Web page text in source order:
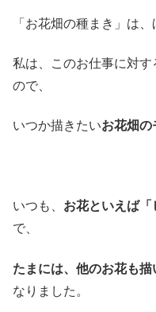
「お花畑の種まき」は
私は、このお仕事に対
ので、
いつか描きたいお花畑の
いつも、 お花といえば「
で、
たまには、他のお花も描
なりました。